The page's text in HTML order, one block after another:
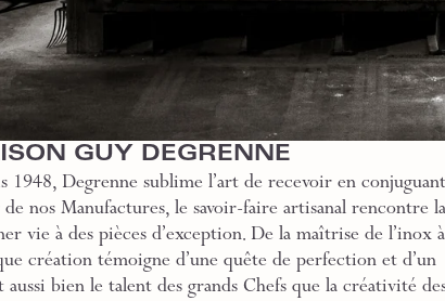
GUY DEGRENNE
1948, Degrenne sublime l’art de recevoir en conjuguant
nos Manufactures, le savoir-faire artisanal rencontre la
vie à des pièces d’exception. De la maîtrise de l’inox à
création témoigne d’une quête de perfection et d’un
bien le talent des grands Chefs que la créativité